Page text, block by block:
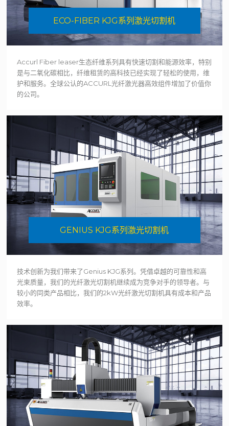
ECO-FIBER KJG系列激光切割机
Accurl Fiber leaser生态纤维系列具有快速切割和能源效率，特别
是与二氧化碳相比，纤维租赁的高科技已经实现了轻松的使用，维
护和服务。全球公认的ACCURL光纤激光器高效组件增加了价值你
的公司。
GENIUS KJG系列激光切割机
技术创新为我们带来了Genius KJG系列。凭借卓越的可靠性和高
光束质量，我们的光纤激光切割机继续成为竞争对手的领导者。与
较小的同类产品相比，我们的2kW光纤激光切割机具有成本和产品
效率。